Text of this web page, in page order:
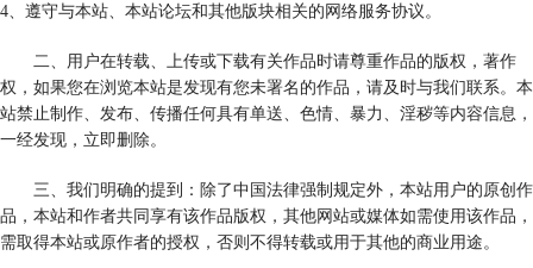
4、遵守与本站、本站论坛和其他版块相关的网络服务协议。
二、用户在转载、上传或下载有关作品时请尊重作品的版权，著作
权，如果您在浏览本站是发现有您未署名的作品，请及时与我们联系。本
站禁止制作、发布、传播任何具有单送、色情、暴力、淫秽等内容信息，
一经发现，立即删除。
三、我们明确的提到：除了中国法律强制规定外，本站用户的原创作
品，本站和作者共同享有该作品版权，其他网站或媒体如需使用该作品，
需取得本站或原作者的授权，否则不得转载或用于其他的商业用途。